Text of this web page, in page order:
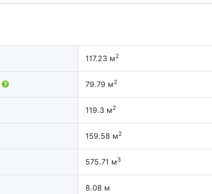
117.23 м2
79.79 м2
119.3 м2
159.58 м2
575.71 м3
8.08 м